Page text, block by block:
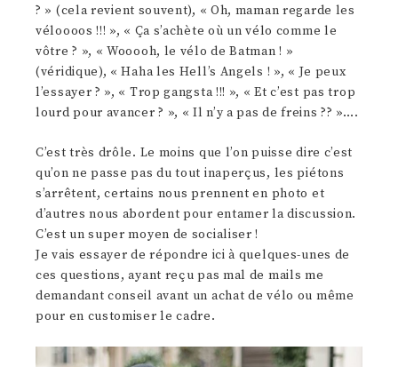
? » (cela revient souvent), « Oh, maman regarde les
véloooos !!! », « Ça s’achète où un vélo comme le
vôtre ? », « Wooooh, le vélo de Batman ! »
(véridique), « Haha les Hell’s Angels ! », « Je peux
l’essayer ? », « Trop gangsta !!! », « Et c’est pas trop
lourd pour avancer ? », « Il n’y a pas de freins ?? »….
C’est très drôle. Le moins que l’on puisse dire c’est
qu’on ne passe pas du tout inaperçus, les piétons
s’arrêtent, certains nous prennent en photo et
d’autres nous abordent pour entamer la discussion.
C’est un super moyen de socialiser !
Je vais essayer de répondre ici à quelques-unes de
ces questions, ayant reçu pas mal de mails me
demandant conseil avant un achat de vélo ou même
pour en customiser le cadre.